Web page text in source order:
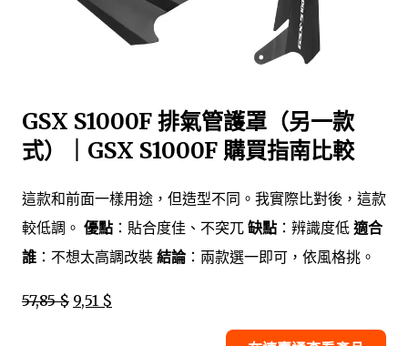
GSX S1000F 排氣管護罩（另一款
式）｜GSX S1000F 購買指南比較
這款和前面一樣用途，但造型不同。我實際比對後，這款
較低調。 優點 ：貼合度佳、不突兀 缺點 ：辨識度低 適合
誰 ：不想太高調改裝 結論：兩款選一即可，依風格挑。
57,85 $ 9,51 $